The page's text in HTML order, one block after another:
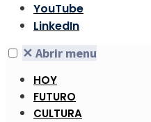
YouTube
LinkedIn
✕ Abrir menu
HOY
FUTURO
CULTURA